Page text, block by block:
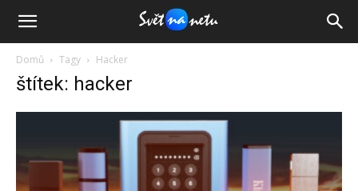
Domů Tagy Hacker
štítek: hacker